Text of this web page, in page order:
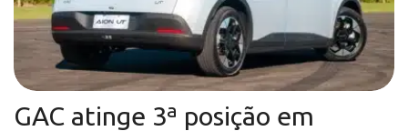
GAC atinge 3ª posição em